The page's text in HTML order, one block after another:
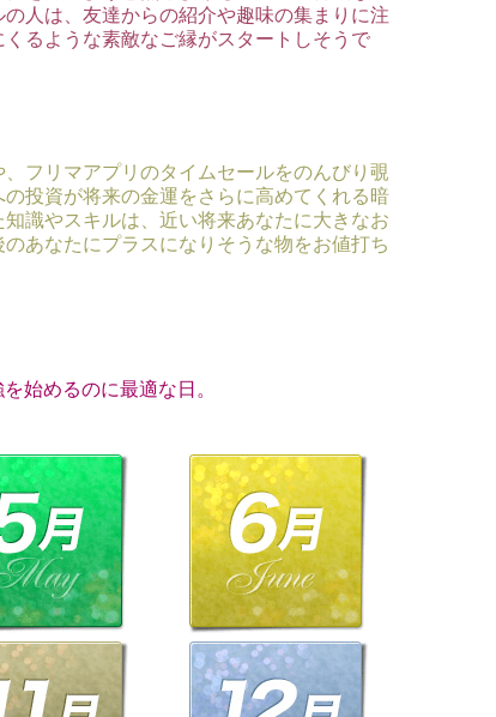
人は、友達からの紹介や趣味の集まりに注
るような素敵なご縁がスタートしそうで
フリマアプリのタイムセールをのんびり覗
投資が将来の金運をさらに高めてくれる暗
識やスキルは、近い将来あなたに大きなお
あなたにプラスになりそうな物をお値打ち
めるのに最適な日。